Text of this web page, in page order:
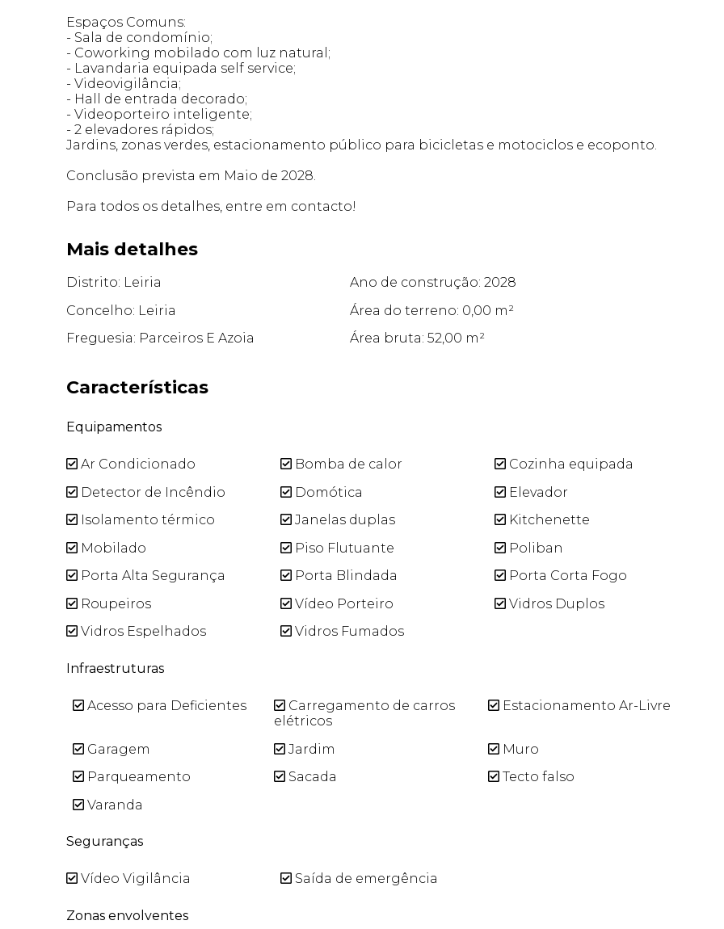
Espaços Comuns:
- Sala de condomínio;
- Coworking mobilado com luz natural;
- Lavandaria equipada self service;
- Videovigilância;
- Hall de entrada decorado;
- Videoporteiro inteligente;
- 2 elevadores rápidos;
Jardins, zonas verdes, estacionamento público para bicicletas e motociclos e ecoponto.
Conclusão prevista em Maio de 2028.
Para todos os detalhes, entre em contacto!
Mais detalhes
Distrito: Leiria
Ano de construção: 2028
Concelho: Leiria
Área do terreno: 0,00 m²
Freguesia: Parceiros E Azoia
Área bruta: 52,00 m²
Características
Equipamentos
Ar Condicionado Bomba de calor
Cozinha equipada
Detector de Incêndio
Domótica
Elevador
Isolamento térmico
Janelas duplas
Kitchenette
Mobilado
Piso Flutuante
Poliban
Porta Alta Segurança
Porta Blindada
Porta Corta Fogo
Roupeiros
Vídeo Porteiro
Vidros Duplos
Vidros Espelhados
Vidros Fumados
Infraestruturas
Acesso para Deficientes
Carregamento de carros
elétricos
Estacionamento Ar-Livre
Garagem Jardim
Muro
Parqueamento
Sacada
Tecto falso
Varanda
Seguranças
Vídeo Vigilância Saída de emergência
Zonas envolventes